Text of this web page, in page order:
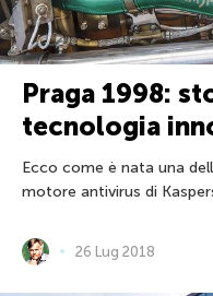
Praga 1998:
tecnologia
Ecco come è nata una
motore antivirus di
26 Lug 2018